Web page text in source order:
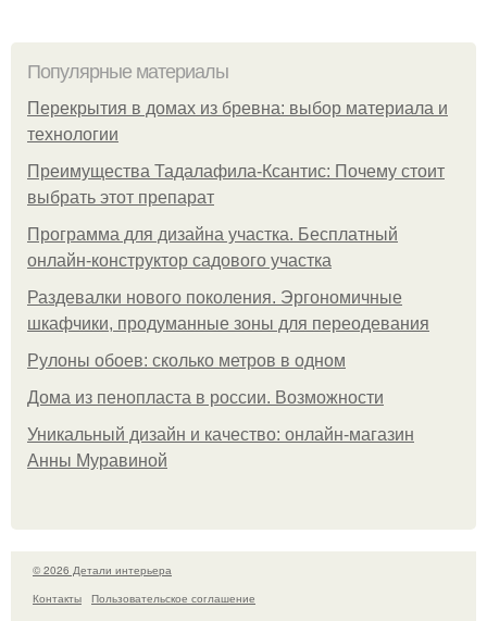
Популярные материалы
Перекрытия в домах из бревна: выбор материала и
технологии
Преимущества Тадалафила-Ксантис: Почему стоит
выбрать этот препарат
Программа для дизайна участка. Бесплатный
онлайн-конструктор садового участка
Раздевалки нового поколения. Эргономичные
шкафчики, продуманные зоны для переодевания
Рулоны обоев: сколько метров в одном
Дома из пенопласта в россии. Возможности
Уникальный дизайн и качество: онлайн-магазин
Анны Муравиной
© 2026 Детали интерьера
Контакты
Пользовательское соглашение